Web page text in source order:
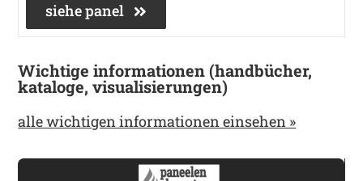
siehe panel
Wichtige informationen (handbücher,
kataloge, visualisierungen)
alle wichtigen informationen einsehen »